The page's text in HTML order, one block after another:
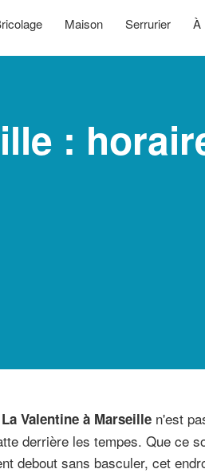
Maison Serrurier À
:
Valentine à Marseille n'est
derrière les tempes. Que ce
debout sans basculer, cet